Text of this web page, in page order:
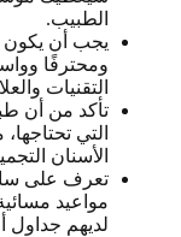
الطبيب.
يجب أن يكون
ومحترفًا
التقنيات
تأكد من أن
التي
الأسنان
تعرف على
مواعيد
لديهم جداول